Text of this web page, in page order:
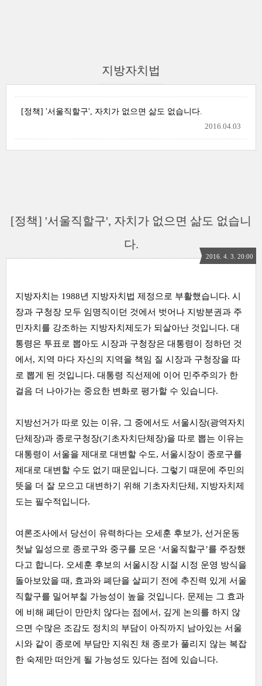
지방자치법
[정책] '서울직할구', 자치가 없으면 삶도 없습니다.
2016.04.03
[정책] '서울직할구', 자치가 없으면 삶도 없습니
다.
2016. 4. 3. 20:00
지방자치는 1988년 지방자치법 제정으로 부활했습니다. 시
장과 구청장 모두 임명직이던 것에서 벗어나 지방분권과 주
민자치를 강조하는 지방자치제도가 되살아난 것입니다. 대
통령은 투표로 뽑아도 시장과 구청장은 대통령이 정하던 것
에서, 지역 마다 자신의 지역을 책임 질 시장과 구청장을 따
로 뽑게 된 것입니다. 대통령 직선제에 이어 민주주의가 한
걸음 더 나아가는 중요한 변화로 평가할 수 있습니다.
지방선거가 따로 있는 이유, 그 중에서도 서울시장(광역자치
단체장)과 종로구청장(기초자치단체장)을 따로 뽑는 이유는
대통령이 서울을 제대로 대변할 수도, 서울시장이 종로구를
제대로 대변할 수도 없기 때문입니다. 그렇기 때문에 주민의
뜻을 더 잘 모으고 대변하기 위해 기초자치단체, 지방자치제
도는 필수적입니다.
여론조사에서 당선이 유력하다는 오세훈 후보가, 선거운동
첫날 일성으로 종로구와 중구를 모은 ‘서울직할구’를 주장했
다고 합니다. 오세훈 후보의 서울시장 시절 시정 운영 방식을
돌아보았을 때, 효과와 폐단을 살피기 전에 추진력 있게 서울
직할구를 밀어부칠 가능성이 높을 것입니다. 문제는 그 효과
에 비해 폐단이 만만치 않다는 점에서, 깊게 논의를 하지 않
으면 수많은 조감도 정치의 부담이 아직까지 남아있는 서울
시와 같이 종로에 부담만 지워진 채 종로가 풀리지 않는 복잡
한 숙제만 떠안게 될 가능성도 있다는 점에 있습니다.